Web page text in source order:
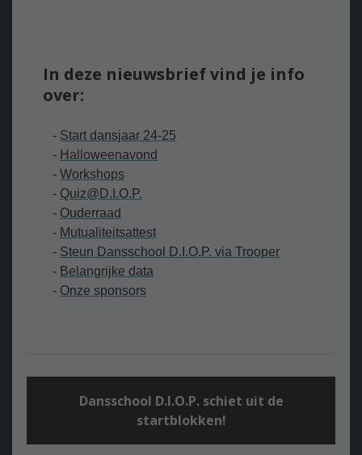
In deze nieuwsbrief vind je info
over:
- Start dansjaar 24-25
- H alloweenavond
- Workshops
- Quiz@D.I.O.P.
- Ouderraad
- Mutualiteitsattest
- Steun Dansschool D.I.O.P. via Trooper
- Belangrijke data
- Onze sponsors
Dansschool D.I.O.P. schiet uit de
startblokken!